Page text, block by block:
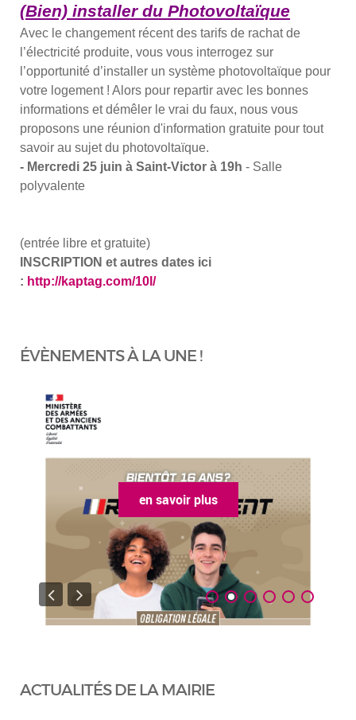
(Bien) installer du Photovoltaïque
Avec le changement récent des tarifs de rachat de
l’électricité produite, vous vous interrogez sur
l’opportunité d’installer un système photovoltaïque pour
votre logement ! Alors pour repartir avec les bonnes
informations et démêler le vrai du faux, nous vous
proposons une réunion d'information gratuite pour tout
savoir au sujet du photovoltaïque.
- Mercredi 25 juin à Saint-Victor à 19h - Salle
polyvalente
(entrée libre et gratuite)
INSCRIPTION et autres dates ici
: http://kaptag.com/10l/
ÉVÈNEMENTS À LA UNE !
en savoir plus
ACTUALITÉS DE LA MAIRIE